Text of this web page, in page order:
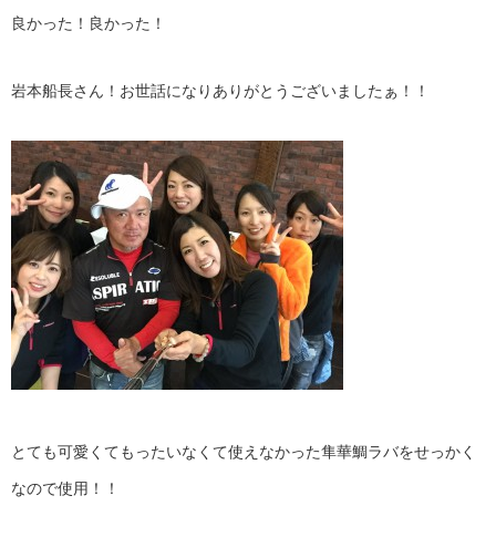
良かった！良かった！
岩本船長さん！お世話になりありがとうございましたぁ！！
とても可愛くてもったいなくて使えなかった隼華鯛ラバをせっかく
なので使用！！